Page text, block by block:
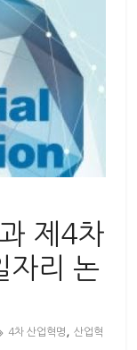
제4차
자리 논
4차 산업혁명 ,산업혁